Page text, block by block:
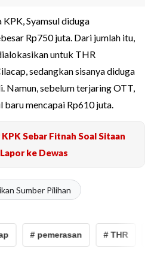
Syamsul diduga
Rp750 juta. Dari jumlah itu,
untuk THR
sedangkan sisanya diduga
Namun, sebelum terjaring OTT,
baru mencapai Rp610 juta.
Sebar Fitnah Soal Sitaan
ke Dewas
Sumber Pilihan
# pemerasan # THR